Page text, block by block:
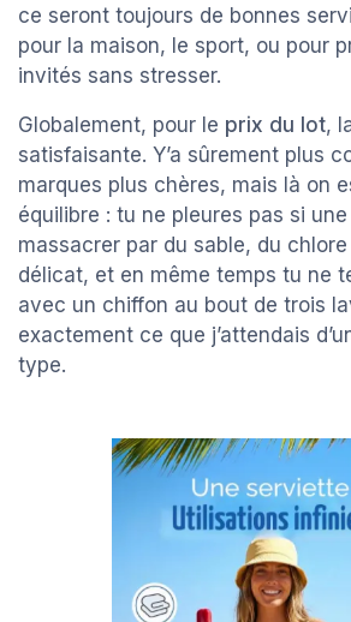
ce seront toujours de bonnes
pour la maison, le sport, ou pour
invités sans stresser.
Globalement, pour le prix du lot,
satisfaisante. Y’a sûrement plus
marques plus chères, mais là on
équilibre : tu ne pleures pas si
massacrer par du sable, du
délicat, et en même temps tu ne
avec un chiffon au bout de trois
exactement ce que j’attendais
type.